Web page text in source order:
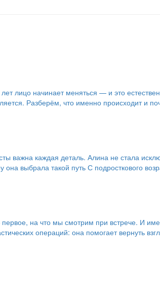
лицо начинает меняться — и это
Разберём, что именно происходит и
важна каждая деталь. Алина не стала
выбрала такой путь С подросткового
на что мы смотрим при встрече. И
операций: она помогает вернуть